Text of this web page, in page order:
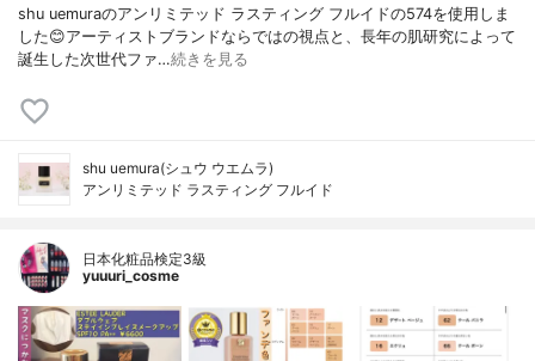
shu uemuraのアンリミテッド ラスティング フルイドの574を使用しま
した😊アーティストブランドならではの視点と、長年の肌研究によって
誕生した次世代ファ…続きを見る
shu uemura(シュウ ウエムラ)
アンリミテッド ラスティング フルイド
日本化粧品検定3級
yuuuri_cosme